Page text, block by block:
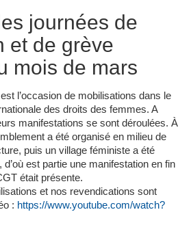
journées de
et de grève
mois de mars
l’occasion de mobilisations dans le
des droits des femmes. A
manifestations se sont déroulées. À
a été organisé en milieu de
puis un village féministe a été
est partie une manifestation en fin
était présente.
et nos revendications sont
: https://www.youtube.com/watch?